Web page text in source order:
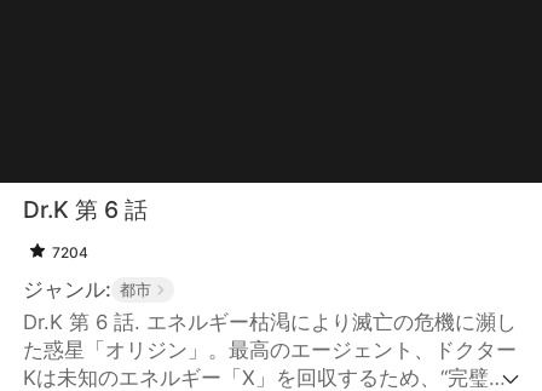
Dr.K 第 6 話
7204
ジャンル: 都市
Dr.K 第 6 話. エネルギー枯渇により滅亡の危機に瀕し
た惑星「オリジン」。最高のエージェント、ドクター
Kは未知のエネルギー「X」を回収するため、“完璧な